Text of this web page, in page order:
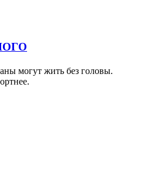
могут жить без головы.